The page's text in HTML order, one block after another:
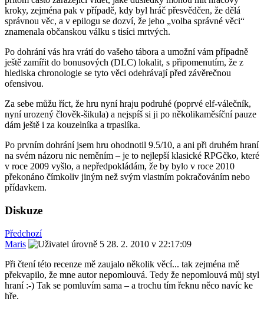
kroky, zejména pak v případě, kdy byl hráč přesvědčen, že dělá
správnou věc, a v epilogu se dozví, že jeho „volba správné věci“
znamenala občanskou válku s tisíci mrtvých.
Po dohrání vás hra vrátí do vašeho tábora a umožní vám případně
ještě zamířit do bonusových (DLC) lokalit, s připomenutím, že z
hlediska chronologie se tyto věci odehrávají před závěrečnou
ofensivou.
Za sebe můžu říct, že hru nyní hraju podruhé (poprvé elf-válečník,
nyní urozený člověk-šikula) a nejspíš si ji po několikaměsíční pauze
dám ještě i za kouzelníka a trpaslíka.
Po prvním dohrání jsem hru ohodnotil 9.5/10, a ani při druhém hraní
na svém názoru nic neměním – je to nejlepší klasické RPGčko, které
v roce 2009 vyšlo, a nepředpokládám, že by bylo v roce 2010
překonáno čímkoliv jiným než svým vlastním pokračováním nebo
přídavkem.
Diskuze
Předchozí
Maris
28. 2. 2010 v 22:17:09
Při čtení této recenze mě zaujalo několik věcí... tak zejména mě
překvapilo, že mne autor nepomlouvá. Tedy že nepomlouvá můj styl
hraní :-) Tak se pomluvím sama – a trochu tím řeknu něco navíc ke
hře.